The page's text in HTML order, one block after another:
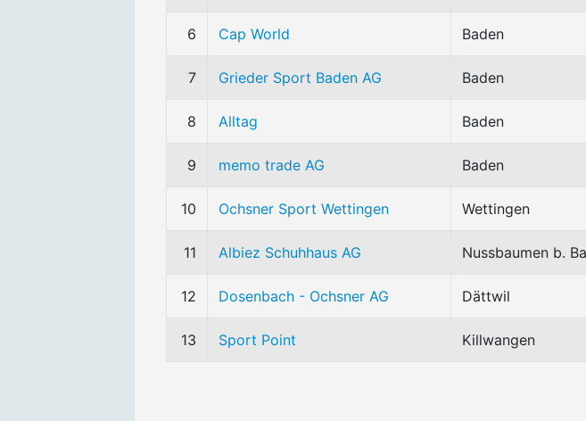
6 Cap World Baden
7 Grieder Sport Baden AG Baden
8 Alltag Baden
9 memo trade AG Baden
10 Ochsner Sport Wettingen Wettingen
11 Albiez Schuhhaus AG Nussbaumen b.
12 Dosenbach - Ochsner AG Dättwil
13 Sport Point Killwangen